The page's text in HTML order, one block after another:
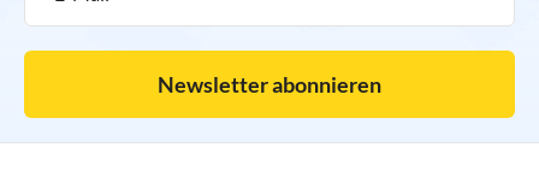
Newsletter abonnieren